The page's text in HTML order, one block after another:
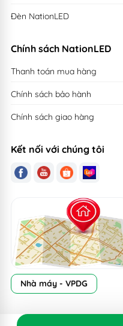
Đèn NationLED
Chính sách NationLED
Thanh toán mua hàng
Chính sách bảo hành
Chính sách giao hàng
Kết nối với chúng tôi
Nhà máy - VPDG